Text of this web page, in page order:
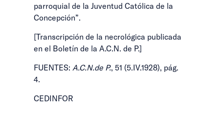
parroquial de la Juventud Católica de la
Concepción”.
[Transcripción de la necrológica publicada
en el Boletín de la A.C.N. de P.]
FUENTES: A.C.N.de P., 51 (5.IV.1928), pág.
4.
CEDINFOR